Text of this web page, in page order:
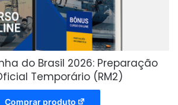
do Brasil 2026: Preparação
Temporário (RM2)
Comprar produto